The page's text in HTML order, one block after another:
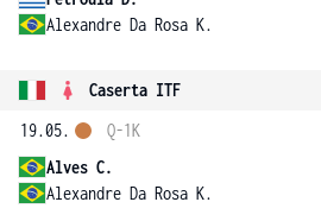
Alexandre Da Rosa K.
Caserta ITF
19.05.
Alves C.
Alexandre Da Rosa K.
Q-1K